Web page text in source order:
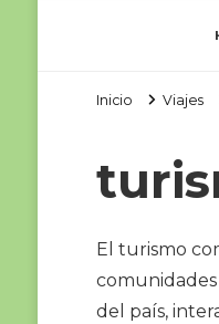
Inicio Viajes
El turismo
del país,